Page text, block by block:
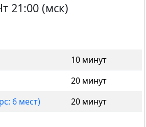
21:00 (мск)
10 минут
20 минут
6 мест) 20 минут